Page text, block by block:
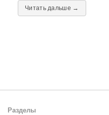
Читать дальше →
Разделы